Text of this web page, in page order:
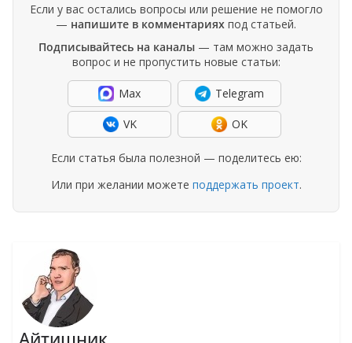
Если у вас остались вопросы или решение не помогло
— напишите в комментариях под статьей.
Подписывайтесь на каналы — там можно задать
вопрос и не пропустить новые статьи:
Max Telegram
VK OK
Если статья была полезной — поделитесь ею:
Или при желании можете поддержать проект.
Айтишник